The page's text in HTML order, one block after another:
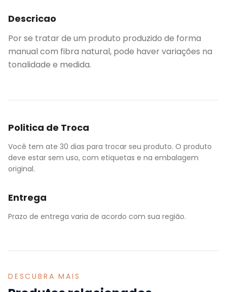
Descricao
Por se tratar de um produto produzido de forma
manual com fibra natural, pode haver variações na
tonalidade e medida.
Politica de Troca
Você tem ate 30 dias para trocar seu produto. O produto
deve estar sem uso, com etiquetas e na embalagem
original.
Entrega
Prazo de entrega varia de acordo com sua região.
DESCUBRA MAIS